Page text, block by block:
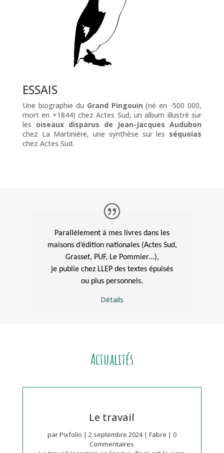
ESSAIS
Une biographie du Grand Pingouin (né en -500 000,
mort en +1844) chez Actes Sud, un album illustré sur
les oiseaux disparus de Jean-Jacques Audubon
chez La Martinière, une synthèse sur les séquoias
chez Actes Sud.
Parallèlement à mes livres dans les
maisons d’édition nationales (Actes Sud,
Grasset, PUF, Le Pommier…),
je publie chez LLEP des textes épuisés
ou plus personnels.
Détails
Actualités
Le travail
parPixfolio | 2 septembre 2024| Fabre | 0
Commentaires